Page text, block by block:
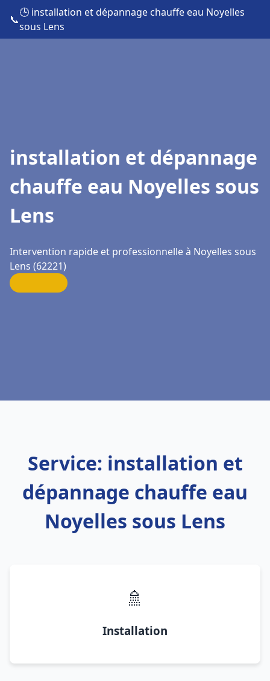
📞
🕒 installation et dépannage chauffe eau Noyelles
sous Lens
installation et dépannage
chauffe eau Noyelles sous
Lens
Intervention rapide et professionnelle à Noyelles sous
Lens (62221)
Service: installation et
dépannage chauffe eau
Noyelles sous Lens
🚿
Installation